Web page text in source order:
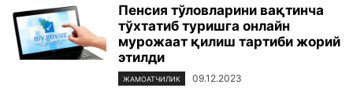
Пенсия тўловларини вақтинча
тўхтатиб туришга онлайн
мурожаат қилиш тартиби жорий
этилди
ЖАМОАТЧИЛИК 09.12.2023